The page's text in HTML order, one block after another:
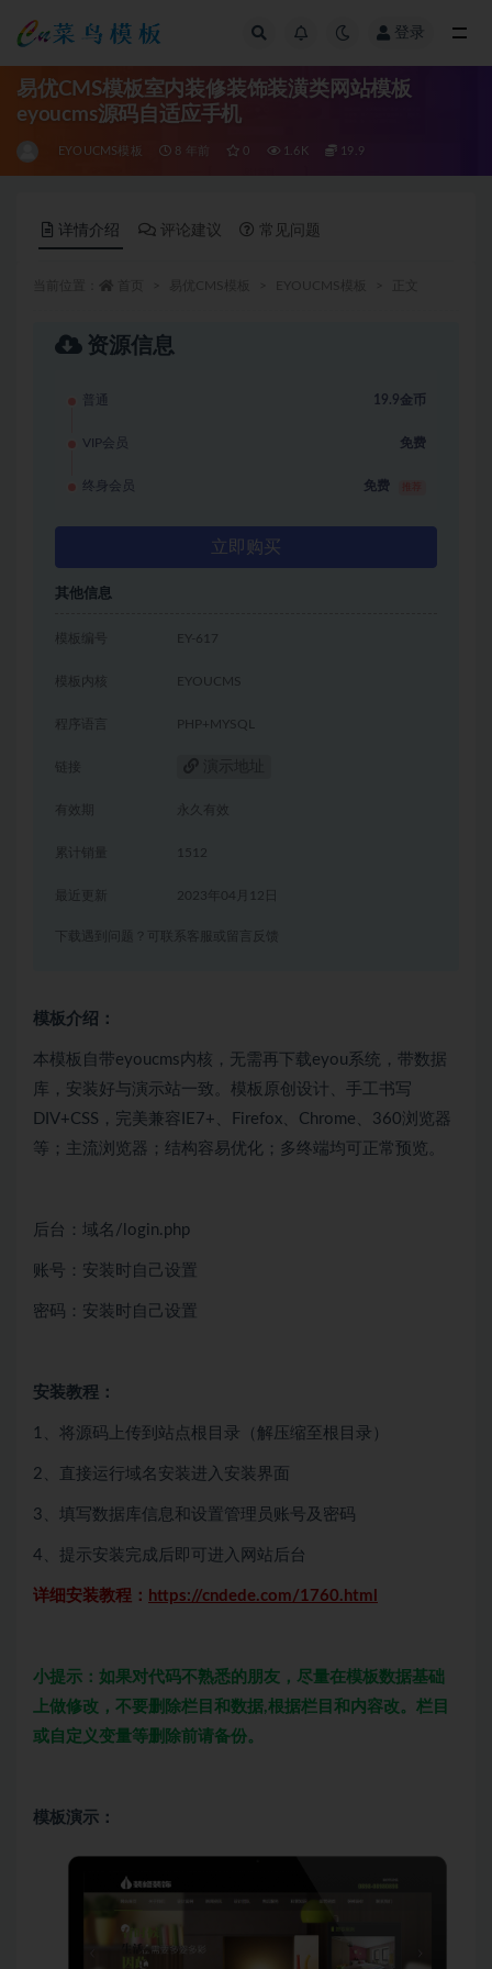
登录
易优CMS模板室内装修装饰装潢类网站模板
eyoucms源码自适应手机
EYOUCMS模板 8 年前 0 1.6K 19.9
详情介绍 评论建议 常见问题
资源信息
普通 19.9金币
VIP会员 免费
终身会员 免费
立即购买
其他信息
模板编号 EY-617
模板内核 EYOUCMS
程序语言 PHP+MYSQL
链接
有效期 永久有效
累计销量 1512
2023年04月12日
下载遇到问题？可联系客服或留言反馈
模板介绍：
本模板自带eyoucms内核，无需再下载eyou系统，带数据
库，安装好与演示站一致。模板原创设计、手工书写
DIV+CSS，完美兼容IE7+、Firefox、Chrome、360浏览器
等；主流浏览器；结构容易优化；多终端均可正常预览。
后台：域名/login.php
账号：安装时自己设置
密码：安装时自己设置
安装教程：
1、将源码上传到站点根目录（解压缩至根目录）
2、直接运行域名安装进入安装界面
3、填写数据库信息和设置管理员账号及密码
4、提示安装完成后即可进入网站后台
详细安装教程： https://cndede.com/1760.html
小提示：如果对代码不熟悉的朋友，尽量在模板数据基础
上做修改，不要删除栏目和数据,根据栏目和内容改。栏目
或自定义变量等删除前请备份。
模板演示：